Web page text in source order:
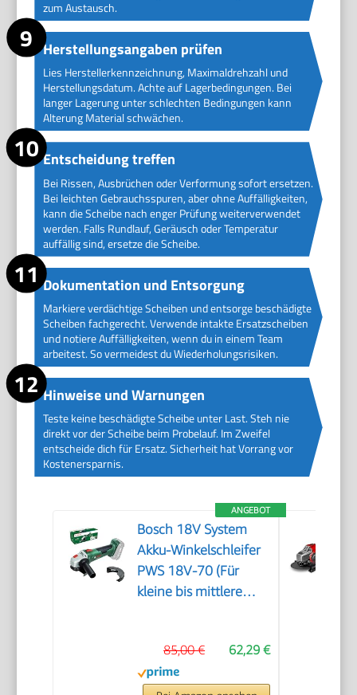
zum Austausch.
Herstellungsangaben prüfen
Lies Herstellerkennzeichnung, Maximaldrehzahl und
Herstellungsdatum. Achte auf Lagerbedingungen. Bei
langer Lagerung unter schlechten Bedingungen kann
Alterung Material schwächen.
Entscheidung treffen
Bei Rissen, Ausbrüchen oder Verformung sofort ersetzen.
Bei leichten Gebrauchsspuren, aber ohne Auffälligkeiten,
kann die Scheibe nach enger Prüfung weiterverwendet
werden. Falls Rundlauf, Geräusch oder Temperatur
auffällig sind, ersetze die Scheibe.
Dokumentation und Entsorgung
Markiere verdächtige Scheiben und entsorge beschädigte
Scheiben fachgerecht. Verwende intakte Ersatzscheiben
und notiere Auffälligkeiten, wenn du in einem Team
arbeitest. So vermeidest du Wiederholungsrisiken.
Hinweise und Warnungen
Teste keine beschädigte Scheibe unter Last. Steh nie
direkt vor der Scheibe beim Probelauf. Im Zweifel
entscheide dich für Ersatz. Sicherheit hat Vorrang vor
Kostenersparnis.
ANGEBOT
Bosch 18V System
Akku-Winkelschleifer
PWS 18V-70 (Für
kleine bis mittlere
Scheibendurchmesser:
115 mm)
62,29 €
85,00 €